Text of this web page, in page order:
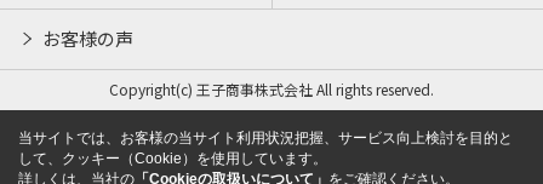
お客様の声
Copyright(c) 王子商事株式会社 All rights reserved.
当サイトでは、お客様の当サイト利用状況把握、サービス向上検討を目的と
して、クッキー（Cookie）を使用しています。
詳しくは、当社の 「Cookieの取扱いについて」 をご確認ください。